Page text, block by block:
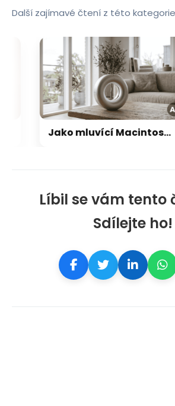
Líbil se vám tento
Sdílejte ho!
Další zajímavé čtení z této
Jako mluvící Macintosh: OpenAI a Jony Ive chystají přelomový repráček, který bude reagovat i pohybem